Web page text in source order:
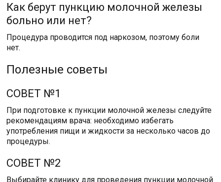
Как берут пункцию молочной железы
больно или нет?
Процедура проводится под наркозом, поэтому боли
нет.
Полезные советы
СОВЕТ №1
При подготовке к пункции молочной железы следуйте
рекомендациям врача: необходимо избегать
употребления пищи и жидкости за несколько часов до
процедуры.
СОВЕТ №2
Выбирайте клинику для проведения пункции молочной